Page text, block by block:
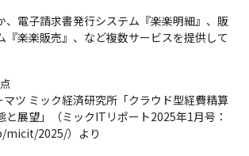
、電子請求書発行システム『楽楽明細』、販
『楽楽販売』、など複数サービスを提供して
ツ ミック経済研究所「クラウド型経費精算
と展望」（ミックITリポート2025年1月号：
2025/）より